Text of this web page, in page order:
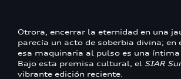
Otrora, encerrar la eternidad en una
parecía un acto de soberbia divina; en
esa maquinaria al pulso es una
Bajo esta premisa cultural, el SIAR
vibrante edición reciente.